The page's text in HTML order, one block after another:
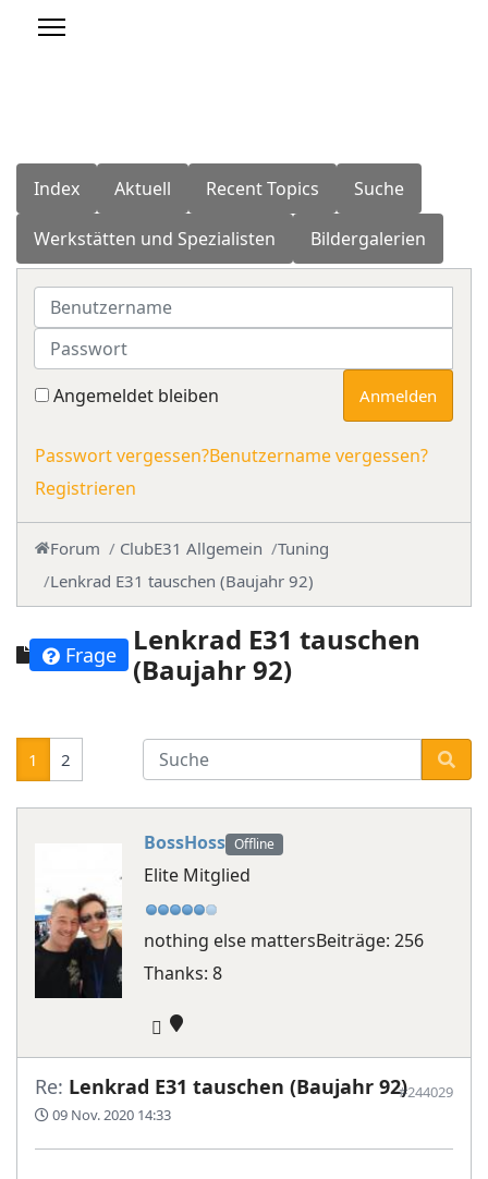
Index Aktuell Recent Topics Suche
Werkstätten und Spezialisten Bildergalerien
Benutzername
Passwort
Angemeldet bleiben Anmelden
Passwort vergessen?Benutzername vergessen?
Registrieren
Forum ClubE31 Allgemein
Tuning
Lenkrad E31 tauschen (Baujahr 92)
Frage
Lenkrad E31 tauschen
(Baujahr 92)
1 2
BossHoss Offline
Elite Mitglied
nothing else mattersBeiträge: 256
Thanks: 8
Re: Lenkrad E31 tauschen (Baujahr 92)
09 Nov. 2020 14:33
#244029